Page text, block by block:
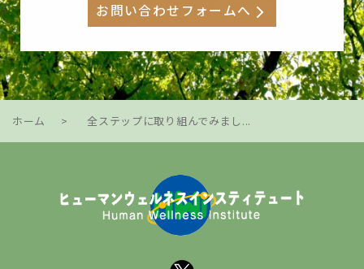
お問い合わせフォームへ
ホーム > 全ステップに取り組んでみまし...